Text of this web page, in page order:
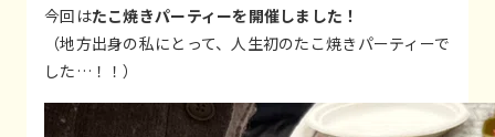
今回はたこ焼きパーティーを開催しました！
（地方出身の私にとって、人生初のたこ焼きパーティーで
した…！！）